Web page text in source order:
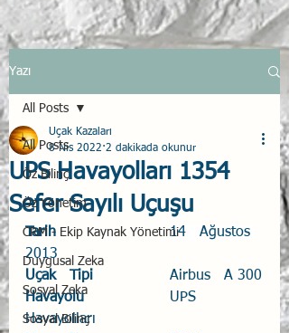
Yazı
All Posts
Öz Bilinç
Öz Yönetim
CRM - Ekip Kaynak Yönetimi
Duygusal Zeka
Sosyal Zeka
Sosyal Bilinç
All Posts
UPS Havayolları 1354
Sefer Sayılı Uçuşu
Uçak Kazaları
8 Nis 2022 2 dakikada okunur
Tarih
14   Ağustos
2013
Uçak   Tipi
			Airbus   A 300
Havayolu
			UPS
Havayolları